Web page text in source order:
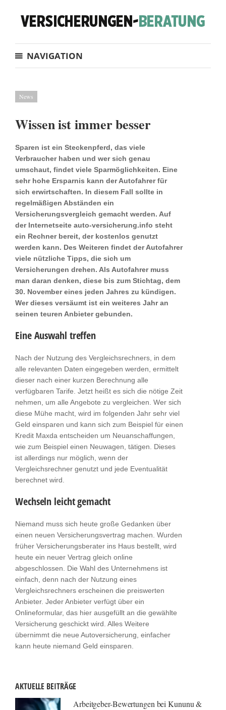
NAVIGATION
News
Wissen ist immer besser
Sparen ist ein Steckenpferd, das viele
Verbraucher haben und wer sich genau
umschaut, findet viele Sparmöglichkeiten. Eine
sehr hohe Ersparnis kann der Autofahrer für
sich erwirtschaften. In diesem Fall sollte in
regelmäßigen Abständen ein
Versicherungsvergleich gemacht werden. Auf
der Internetseite auto-versicherung.info steht
ein Rechner bereit, der kostenlos genutzt
werden kann. Des Weiteren findet der Autofahrer
viele nützliche Tipps, die sich um
Versicherungen drehen. Als Autofahrer muss
man daran denken, diese bis zum Stichtag, dem
30. November eines jeden Jahres zu kündigen.
Wer dieses versäumt ist ein weiteres Jahr an
seinen teuren Anbieter gebunden.
Eine Auswahl treffen
Nach der Nutzung des Vergleichsrechners, in dem
alle relevanten Daten eingegeben werden, ermittelt
dieser nach einer kurzen Berechnung alle
verfügbaren Tarife. Jetzt heißt es sich die nötige Zeit
nehmen, um alle Angebote zu vergleichen. Wer sich
diese Mühe macht, wird im folgenden Jahr sehr viel
Geld einsparen und kann sich zum Beispiel für einen
Kredit Maxda entscheiden um Neuanschaffungen,
wie zum Beispiel einen Neuwagen, tätigen. Dieses
ist allerdings nur möglich, wenn der
Vergleichsrechner genutzt und jede Eventualität
berechnet wird.
Wechseln leicht gemacht
Niemand muss sich heute große Gedanken über
einen neuen Versicherungsvertrag machen. Wurden
früher Versicherungsberater ins Haus bestellt, wird
heute ein neuer Vertrag gleich online
abgeschlossen. Die Wahl des Unternehmens ist
einfach, denn nach der Nutzung eines
Vergleichsrechners erscheinen die preiswerten
Anbieter. Jeder Anbieter verfügt über ein
Onlineformular, das hier ausgefüllt an die gewählte
Versicherung geschickt wird. Alles Weitere
übernimmt die neue Autoversicherung, einfacher
kann heute niemand Geld einsparen.
AKTUELLE BEITRÄGE
Arbeitgeber-Bewertungen bei Kununu &